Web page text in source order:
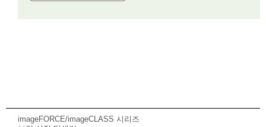
imageFORCE/imageCLASS 시리즈